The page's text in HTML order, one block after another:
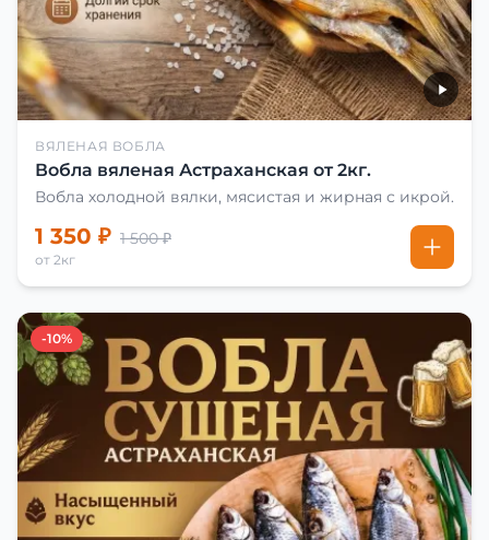
ВЯЛЕНАЯ ВОБЛА
Вобла вяленая Астраханская от 2кг.
Вобла холодной вялки, мясистая и жирная с икрой.
1 350 ₽ 1 500 ₽
от 2кг
-10%